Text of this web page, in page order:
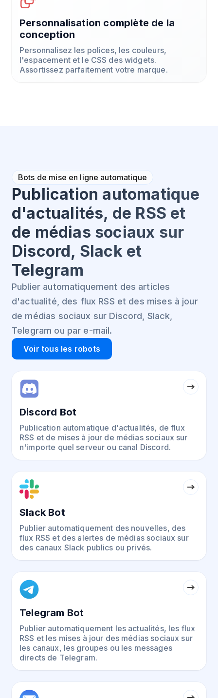
Personnalisation complète de la
conception
Personnalisez les polices, les couleurs,
l'espacement et le CSS des widgets.
Assortissez parfaitement votre marque.
Bots de mise en ligne automatique
Publication automatique
d'actualités, de RSS et
de médias sociaux sur
Discord, Slack et
Telegram
Publier automatiquement des articles
d'actualité, des flux RSS et des mises à jour
de médias sociaux sur Discord, Slack,
Telegram ou par e-mail.
Voir tous les robots
Discord Bot
Publication automatique d'actualités, de flux
RSS et de mises à jour de médias sociaux sur
n'importe quel serveur ou canal Discord.
Slack Bot
Publier automatiquement des nouvelles, des
flux RSS et des alertes de médias sociaux sur
des canaux Slack publics ou privés.
Telegram Bot
Publier automatiquement les actualités, les flux
RSS et les mises à jour des médias sociaux sur
les canaux, les groupes ou les messages
directs de Telegram.